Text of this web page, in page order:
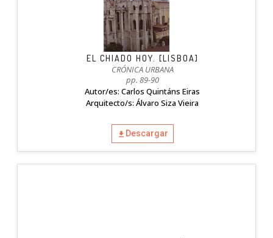
EL CHIADO HOY. [LISBOA]
CRÓNICA URBANA
pp. 89-90
Autor/es: Carlos Quintáns Eiras
Arquitecto/s: Álvaro Siza Vieira
Descargar